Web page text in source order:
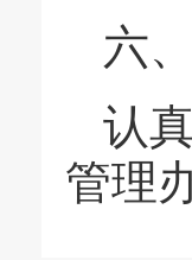
六
认
管理